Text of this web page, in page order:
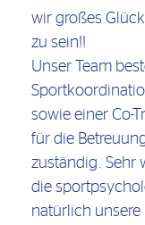
wir großes
zu sein!!
Unser Team
sowie einer Co-
für die
zuständig. Sehr
die
natürlich